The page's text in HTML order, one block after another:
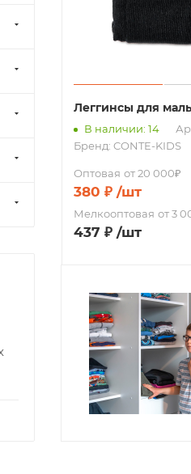
Леггинсы для
В наличии: 14
Бренд: CONTE-KIDS
Оптовая от 20 000₽
380 ₽ /шт
Мелкооптовая от 3
437 ₽ /шт